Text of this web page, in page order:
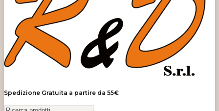
Spedizione Gratuita a partire da 55€